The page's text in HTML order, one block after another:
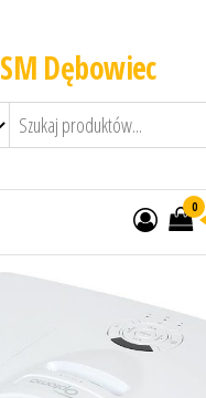
SM Dębowiec
0